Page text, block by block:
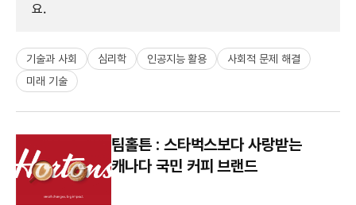
요.
기술과 사회 심리학 인공지능 활용
사회적 문제 해결
미래 기술
팀홀튼 : 스타벅스보다 사랑받는
캐나다 국민 커피 브랜드